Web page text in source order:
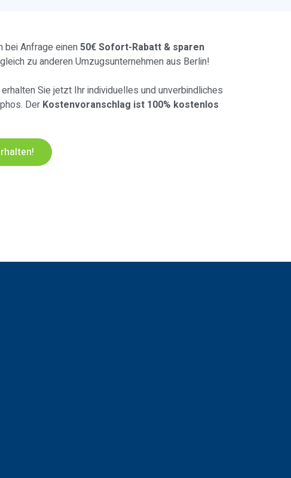
bei Anfrage einen50€ Sofort-Rabatt & sparen
zu anderen Umzugsunternehmen aus Berlin!
Sie jetzt Ihr individuelles und unverbindliches
Der Kostenvoranschlag ist 100% kostenlos